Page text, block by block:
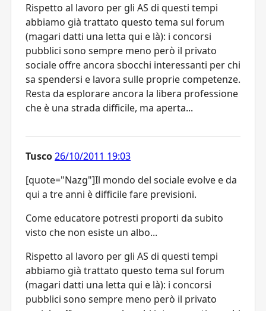
Rispetto al lavoro per gli AS di questi tempi
abbiamo già trattato questo tema sul forum
(magari datti una letta qui e là): i concorsi
pubblici sono sempre meno però il privato
sociale offre ancora sbocchi interessanti per chi
sa spendersi e lavora sulle proprie competenze.
Resta da esplorare ancora la libera professione
che è una strada difficile, ma aperta...
Tusco26/10/2011 19:03
[quote="Nazg"]Il mondo del sociale evolve e da
qui a tre anni è difficile fare previsioni.
Come educatore potresti proporti da subito
visto che non esiste un albo...
Rispetto al lavoro per gli AS di questi tempi
abbiamo già trattato questo tema sul forum
(magari datti una letta qui e là): i concorsi
pubblici sono sempre meno però il privato